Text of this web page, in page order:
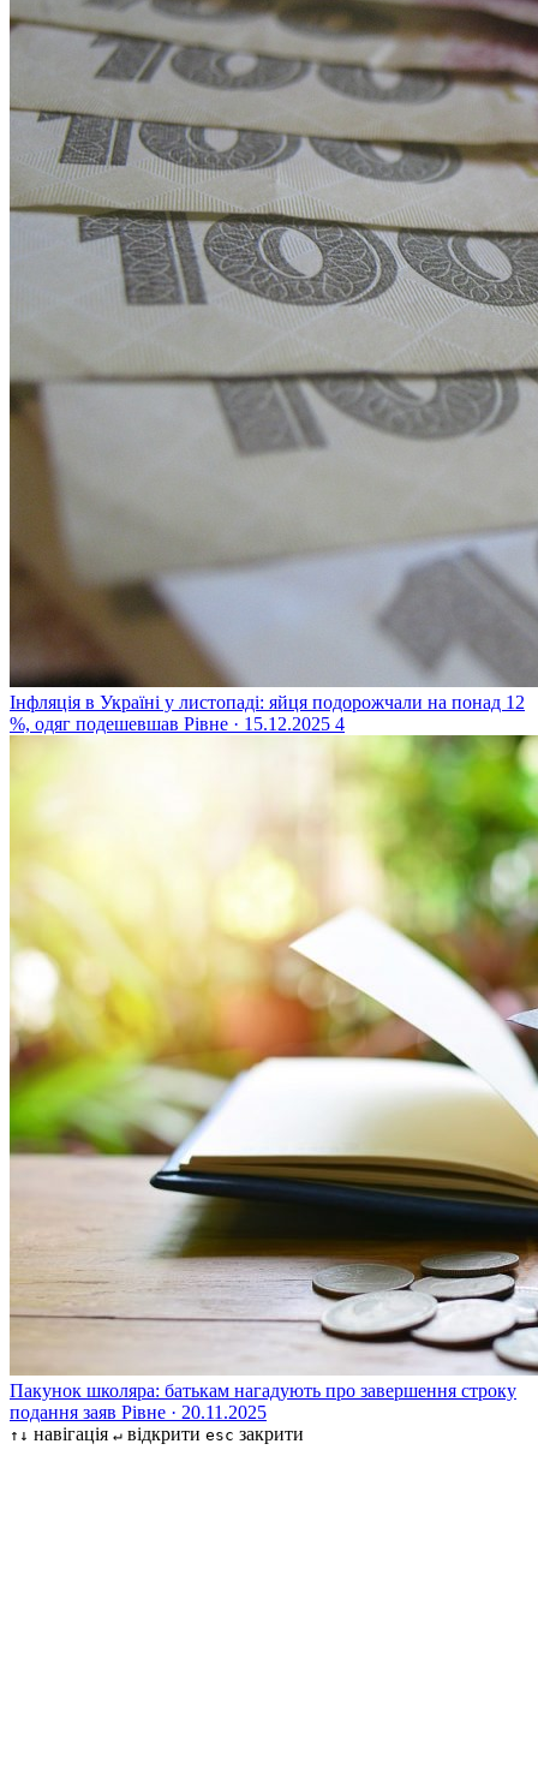
Інфляція в Україні у листопаді: яйця подорожчали на понад 12
%, одяг подешевшав Рівне · 15.12.2025 4
Пакунок школяра: батькам нагадують про завершення строку
подання заяв Рівне · 20.11.2025
↑↓ навігація ↵ відкрити esc закрити